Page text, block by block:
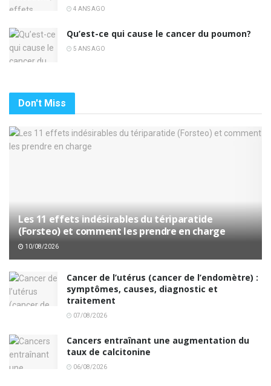
4 ANS AGO
Qu’est-ce qui cause le cancer du poumon?
5 ANS AGO
Don't Miss
Les 11 effets indésirables du tériparatide
(Forsteo) et comment les prendre en charge
10/08/2026
Cancer de l’utérus (cancer de l’endomètre) :
symptômes, causes, diagnostic et
traitement
07/08/2026
Cancers entraînant une augmentation du
taux de calcitonine
06/08/2026